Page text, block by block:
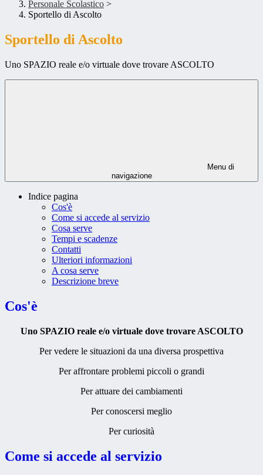
Personale Scolastico >
Sportello di Ascolto
Sportello di Ascolto
Uno SPAZIO reale e/o virtuale dove trovare ASCOLTO
Menu di
navigazione
Indice pagina
Cos'è
Come si accede al servizio
Cosa serve
Tempi e scadenze
Contatti
Ulteriori informazioni
A cosa serve
Descrizione breve
Cos'è
Uno SPAZIO reale e/o virtuale dove trovare ASCOLTO
Per vedere le situazioni da una diversa prospettiva
Per affrontare problemi piccoli o grandi
Per attuare dei cambiamenti
Per conoscersi meglio
Per curiosità
Come si accede al servizio